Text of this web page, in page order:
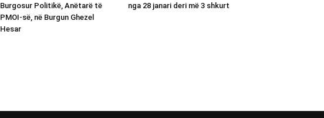
Burgosur Politikë, Anëtarë të
PMOI-së, në Burgun Ghezel
Hesar
nga 28 janari deri më 3 shkurt